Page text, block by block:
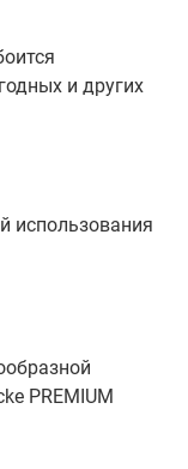
и других
использования
PREMIUM